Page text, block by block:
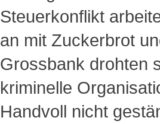
Steuerkonflikt
an mit Zuckerbrot
Grossbank drohten
kriminelle
Handvoll nicht